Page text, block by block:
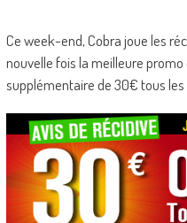
Ce week-end, Cobra joue les
nouvelle fois la meilleure
supplémentaire de 30€ tous les